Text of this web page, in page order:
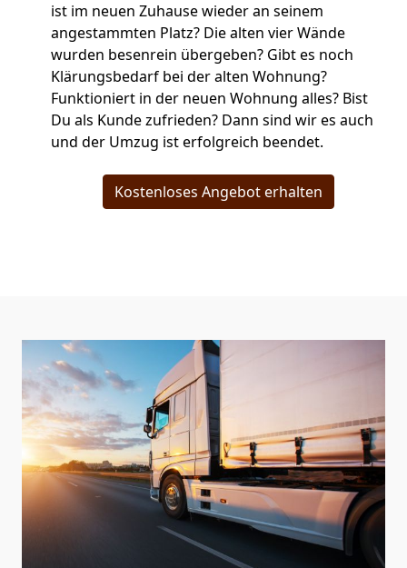
ist im neuen Zuhause wieder an seinem
angestammten Platz? Die alten vier Wände
wurden besenrein übergeben? Gibt es noch
Klärungsbedarf bei der alten Wohnung?
Funktioniert in der neuen Wohnung alles? Bist
Du als Kunde zufrieden? Dann sind wir es auch
und der Umzug ist erfolgreich beendet.
Kostenloses Angebot erhalten